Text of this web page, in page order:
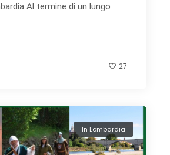
Al termine di un lungo
27
In Lombardia